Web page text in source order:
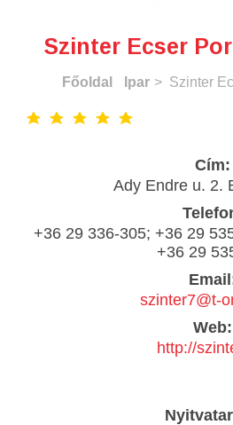
Szinter Ecser
Főoldal Ipar > Szinter
Cím:
Ady Endre u. 2.
+36 29 336-305; +36 29
+36 29
szinter7@t-
Web:
http://